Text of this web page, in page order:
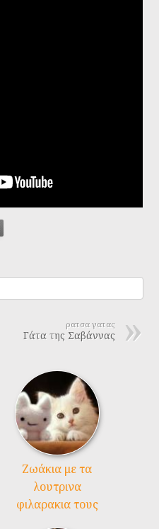
ρατσα γατας
Γάτα της Σαβάννας
Ζωάκια με τα
λουτρινα
φιλαρακια τους